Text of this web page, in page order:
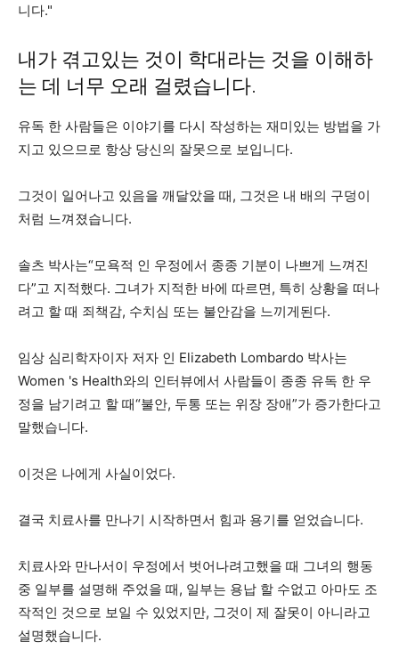
니다."
내가 겪고있는 것이 학대라는 것을 이해하
는 데 너무 오래 걸렸습니다.
유독 한 사람들은 이야기를 다시 작성하는 재미있는 방법을 가
지고 있으므로 항상 당신의 잘못으로 보입니다.
그것이 일어나고 있음을 깨달았을 때, 그것은 내 배의 구덩이
처럼 느껴졌습니다.
솔츠 박사는“모욕적 인 우정에서 종종 기분이 나쁘게 느껴진
다”고 지적했다. 그녀가 지적한 바에 따르면, 특히 상황을 떠나
려고 할 때 죄책감, 수치심 또는 불안감을 느끼게된다.
임상 심리학자이자 저자 인 Elizabeth Lombardo 박사는
Women 's Health와의 인터뷰에서 사람들이 종종 유독 한 우
정을 남기려고 할 때“불안, 두통 또는 위장 장애”가 증가한다고
말했습니다.
이것은 나에게 사실이었다.
결국 치료사를 만나기 시작하면서 힘과 용기를 얻었습니다.
치료사와 만나서이 우정에서 벗어나려고했을 때 그녀의 행동
중 일부를 설명해 주었을 때, 일부는 용납 할 수없고 아마도 조
작적인 것으로 보일 수 있었지만, 그것이 제 잘못이 아니라고
설명했습니다.